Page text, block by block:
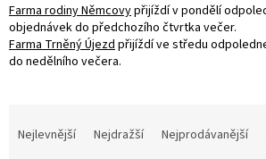
Farma rodiny Němcovypřijíždí v pondělí
objednávek do předchozího čtvrtka večer.
Farma Trněný Újezd přijíždí ve středu
do nedělního večera.
Nejlevnější Nejdražší Nejprodávanější